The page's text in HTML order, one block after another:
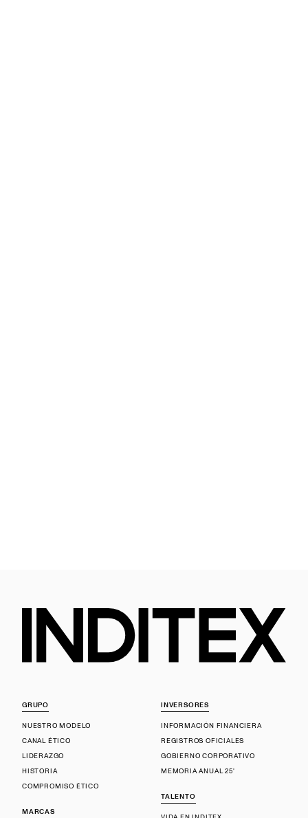
GRUPO
NUESTRO MODELO
CANAL ÉTICO
LIDERAZGO
HISTORIA
COMPROMISO ÉTICO
MARCAS
INVERSORES
INFORMACIÓN FINANCIERA
REGISTROS OFICIALES
GOBIERNO CORPORATIVO
MEMORIA ANUAL 25'
TALENTO